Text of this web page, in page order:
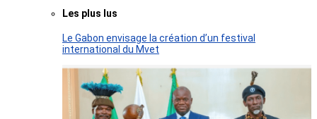
Les plus lus
Le Gabon envisage la création d’un festival
international du Mvet